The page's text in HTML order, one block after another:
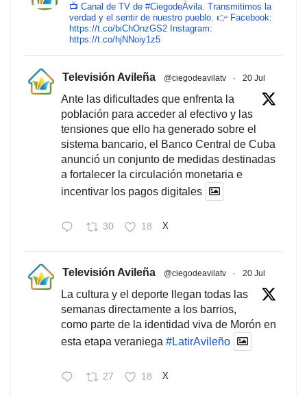
📺 Canal de TV de #CiegodeÁvila. Transmitimos la
verdad y el sentir de nuestro pueblo. 👉 Facebook:
https://t.co/biChOnzGS2 Instagram:
https://t.co/hjNNoiy1z5
Televisión Avileña @ciegodeavilatv · 20 Jul
Ante las dificultades que enfrenta la
población para acceder al efectivo y las
tensiones que ello ha generado sobre el
sistema bancario, el Banco Central de Cuba
anunció un conjunto de medidas destinadas
a fortalecer la circulación monetaria e
incentivar los pagos digitales
30 18 X
Televisión Avileña @ciegodeavilatv · 20 Jul
La cultura y el deporte llegan todas las
semanas directamente a los barrios,
como parte de la identidad viva de Morón en
esta etapa veraniega #LatirAvileño
27 18 X